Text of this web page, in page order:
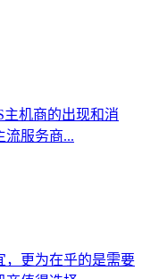
机商的出现和消
流服务商...
，更为在乎的是需要